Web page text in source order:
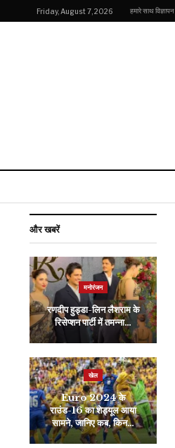
Friday, August 7, 2026 हमारे साथ विज्ञापन
और खबरें
मनोरंजन
रणदीप हुड्डा-लिन लैशराम के
रिसेप्शन पार्टी में तमन्ना…
खेल
Euro 2024 के
राउंड-16 का शेड्यूल आया
सामने, जानिए कब, किन…